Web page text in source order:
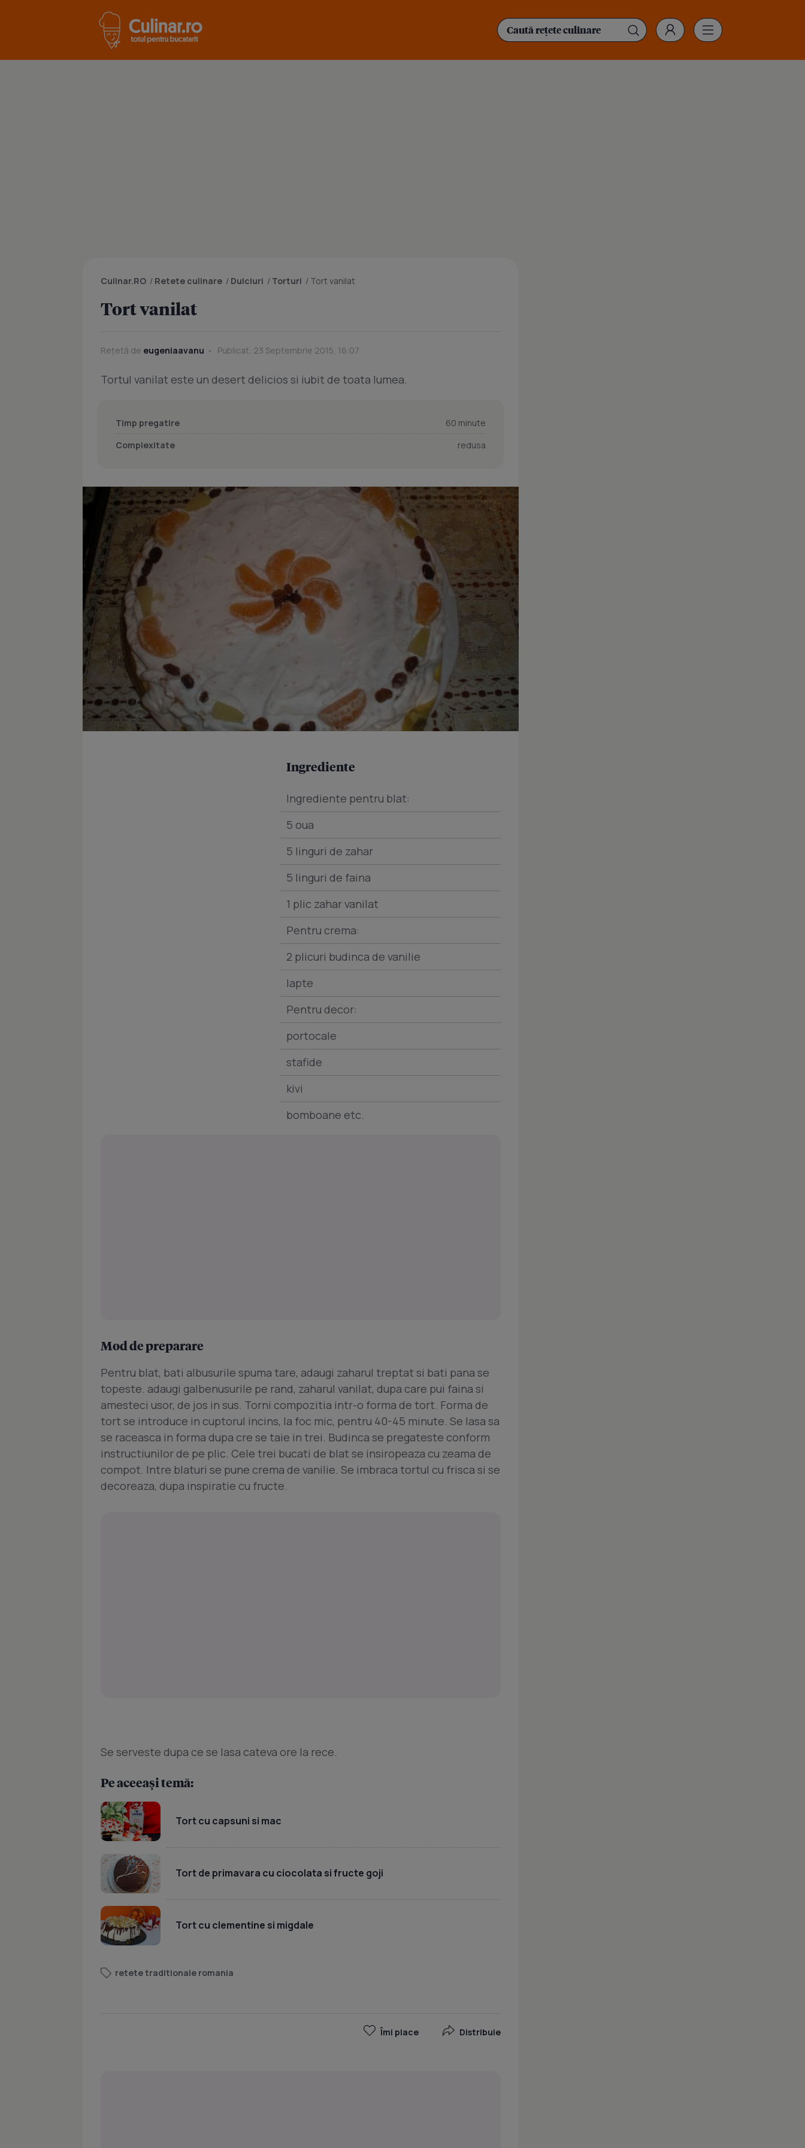
Culinar.RO / Retete culinare / Dulciuri / Torturi / Tort vanilat
Tort vanilat
Rețetă de eugeniaavanu Publicat: 23 Septembrie 2015, 16:07
Tortul vanilat este un desert delicios si iubit de toata lumea.
Timp pregatire
60 minute
Complexitate
redusa
Ingrediente
Ingrediente pentru blat:
5 oua
5 linguri de zahar
5 linguri de faina
1 plic zahar vanilat
Pentru crema:
2 plicuri budinca de vanilie
lapte
Pentru decor:
portocale
stafide
kivi
bomboane etc.
Mod de preparare
Pentru blat, bati albusurile spuma tare, adaugi zaharul treptat si bati pana se
topeste. adaugi galbenusurile pe rand, zaharul vanilat, dupa care pui faina si
amesteci usor, de jos in sus. Torni compozitia intr-o forma de tort. Forma de
tort se introduce in cuptorul incins, la foc mic, pentru 40-45 minute. Se lasa sa
se raceasca in forma dupa cre se taie in trei. Budinca se pregateste conform
instructiunilor de pe plic. Cele trei bucati de blat se insiropeaza cu zeama de
compot. Intre blaturi se pune crema de vanilie. Se imbraca tortul cu frisca si se
decoreaza, dupa inspiratie cu fructe.
Se serveste dupa ce se lasa cateva ore la rece.
Pe aceeași temă:
Tort cu capsuni si mac
Tort de primavara cu ciocolata si fructe goji
Tort cu clementine si migdale
retete traditionale romania
Îmi place Distribuie